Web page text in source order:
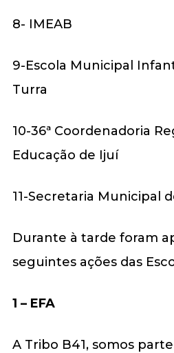
8- IMEAB
9-Escola Municipal
Turra
10-36ª Coordenadoria
Educação de Ijuí
11-Secretaria Municipal
Durante à tarde foram
seguintes ações das
1 – EFA
A Tribo B41, somos